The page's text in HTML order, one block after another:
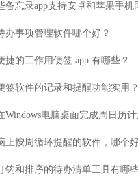
备忘录app支持安卓和苹果手机
办事项管理软件哪个好？
捷的工作用便签 app 有哪些？
签软件的记录和提醒功能实用？
Windows电脑桌面完成周日历
上按周循环提醒的软件，哪个
钩和排序的待办清单工具有哪